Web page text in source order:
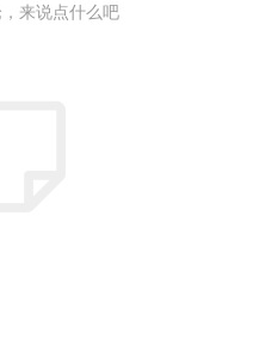
来说点什么吧